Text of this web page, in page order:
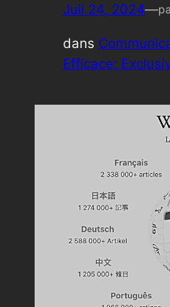
Juil 24, 2024—
dans
Efficace;